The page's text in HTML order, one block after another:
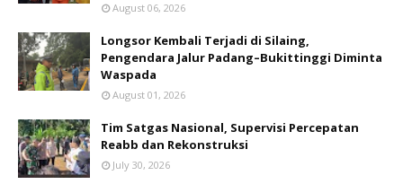
August 06, 2026
Longsor Kembali Terjadi di Silaing,
Pengendara Jalur Padang–Bukittinggi Diminta
Waspada
August 01, 2026
Tim Satgas Nasional, Supervisi Percepatan
Reabb dan Rekonstruksi
July 30, 2026